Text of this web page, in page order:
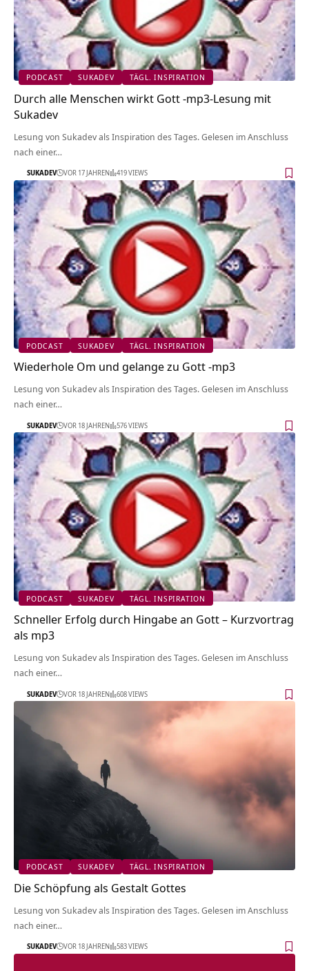
PODCAST SUKADEV TÄGL. INSPIRATION
Durch alle Menschen wirkt Gott -mp3-Lesung mit
Sukadev
Lesung von Sukadev als Inspiration des Tages. Gelesen im Anschluss
nach einer…
SUKADEV VOR 17 JAHREN 419 VIEWS
PODCAST SUKADEV TÄGL. INSPIRATION
Wiederhole Om und gelange zu Gott -mp3
Lesung von Sukadev als Inspiration des Tages. Gelesen im Anschluss
nach einer…
SUKADEV VOR 18 JAHREN 576 VIEWS
PODCAST SUKADEV TÄGL. INSPIRATION
Schneller Erfolg durch Hingabe an Gott – Kurzvortrag
als mp3
Lesung von Sukadev als Inspiration des Tages. Gelesen im Anschluss
nach einer…
SUKADEV VOR 18 JAHREN 608 VIEWS
PODCAST SUKADEV TÄGL. INSPIRATION
Die Schöpfung als Gestalt Gottes
Lesung von Sukadev als Inspiration des Tages. Gelesen im Anschluss
nach einer…
SUKADEV VOR 18 JAHREN 583 VIEWS